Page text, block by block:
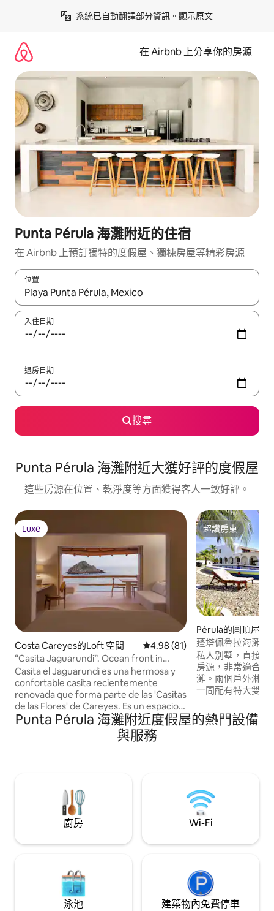
系統已自動翻譯部分資訊。 顯示原文
在 Airbnb 上分享你的房源
Punta Pérula 海灘附近的住宿
在 Airbnb 上預訂獨特的度假屋、獨棟房屋等精彩房源
位置
如有搜尋結果，瀏覽內容時請使用上下箭頭，或輕點、滑動裝置。
入住日期
退房日期
搜尋
Punta Pérula 海灘附近大獲好評的度假屋
這些房源在位置、乾淨度等方面獲得客人一致好評。
Luxe
Luxe
Costa Careyes的Loft 空間 從 81 則評價中獲得 4.98 的平均
4.98 (81)
“Casita Jaguarundi”. Ocean front in
Careyes.
Casita el Jaguarundi es una hermosa y
confortable casita recientemente
renovada que forma parte de las 'Casitas
de las Flores' de Careyes. Es un espacio
para disfrutar tu tiempo en armonía y
confort, con una vista espectacular, en
uno de los destinos más exclusivos del
超讚房東
超讚房東
Pérula的圓頂屋
蓬塔佩魯拉海灘海
私人別墅，直接在
房源，非常適合裸
灘。兩個戶外淋浴
一間配有特大雙人
房、廚房、W/D、
波爐、冰箱。 配
Punta Pérula 海灘附近度假屋的熱門設備
與服務
廚房 Wi-Fi
泳池 建築物內免費停車